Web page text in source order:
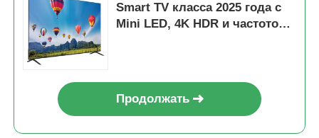
Smart TV класса 2025 года с
Mini LED, 4K HDR и частотой
Продолжать